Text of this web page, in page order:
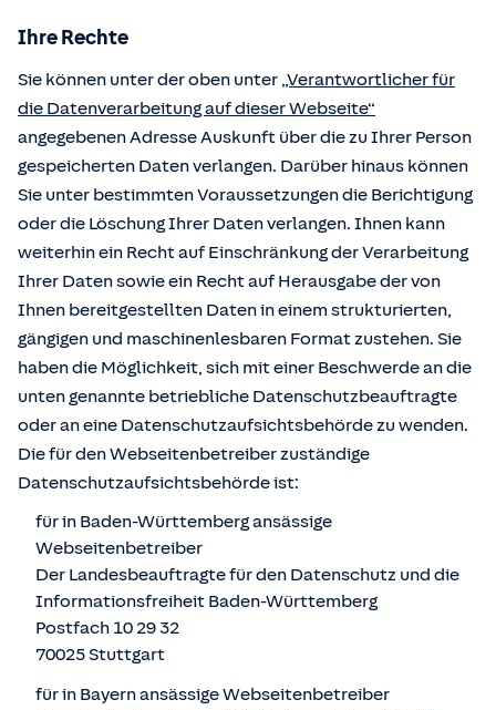
Ihre Rechte
Sie können unter der oben unter „Verantwortlicher für
die Datenverarbeitung auf dieser Webseite“
angegebenen Adresse Auskunft über die zu Ihrer Person
gespeicherten Daten verlangen. Darüber hinaus können
Sie unter bestimmten Voraussetzungen die Berichtigung
oder die Löschung Ihrer Daten verlangen. Ihnen kann
weiterhin ein Recht auf Einschränkung der Verarbeitung
Ihrer Daten sowie ein Recht auf Herausgabe der von
Ihnen bereitgestellten Daten in einem strukturierten,
gängigen und maschinenlesbaren Format zustehen. Sie
haben die Möglichkeit, sich mit einer Beschwerde an die
unten genannte betriebliche Datenschutzbeauftragte
oder an eine Datenschutzaufsichtsbehörde zu wenden.
Die für den Webseitenbetreiber zuständige
Datenschutzaufsichtsbehörde ist:
für in Baden-Württemberg ansässige
Webseitenbetreiber
Der Landesbeauftragte für den Datenschutz und die
Informationsfreiheit Baden-Württemberg
Postfach 10 29 32
70025 Stuttgart
für in Bayern ansässige Webseitenbetreiber